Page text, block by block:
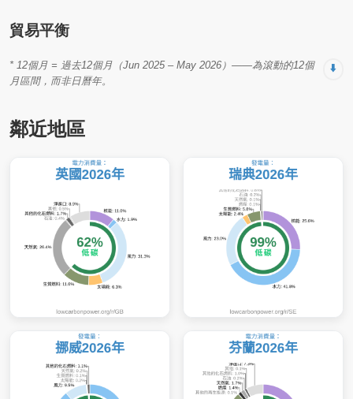
貿易平衡
⬇️
* 12個月 = 過去12個月（Jun 2025 – May 2026）——為滾動的12個
月區間，而非日曆年。
鄰近地區